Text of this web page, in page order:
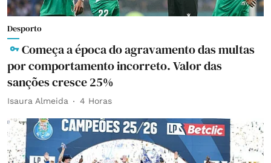
Desporto
Começa a época do agravamento das multas
por comportamento incorreto. Valor das
sanções cresce 25%
Isaura Almeida 4 Horas